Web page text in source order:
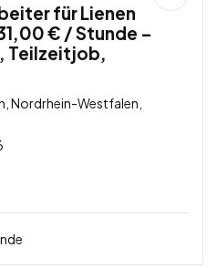
für Lienen
€ / Stunde –
Teilzeitjob,
Nordrhein-Westfalen,